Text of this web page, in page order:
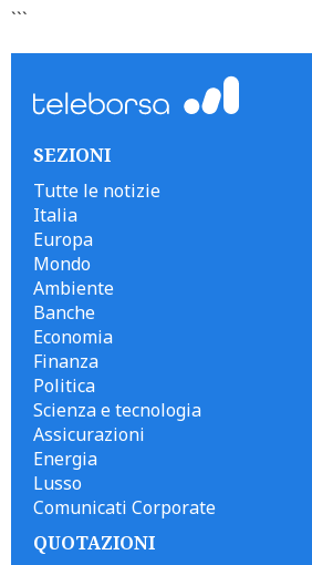
```
SEZIONI
Tutte le notizie
Italia
Europa
Mondo
Ambiente
Banche
Economia
Finanza
Politica
Scienza e tecnologia
Assicurazioni
Energia
Lusso
Comunicati Corporate
QUOTAZIONI